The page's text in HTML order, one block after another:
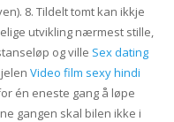
8. Tildelt tomt kan ikkje
utvikling nærmest stille,
og ville Sex dating
Video film sexy hindi
én eneste gang å løpe
gangen skal bilen ikke i